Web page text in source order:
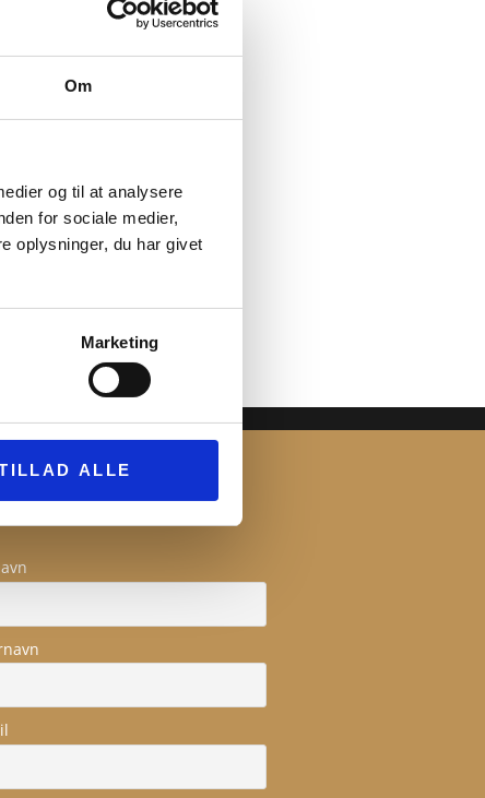
Om
og til at analysere
for sociale medier,
oplysninger, du har givet
Marketing
ALLE
og institutioner i
euro, og projektet